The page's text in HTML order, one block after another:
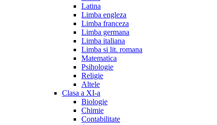
Latina
Limba engleza
Limba franceza
Limba germana
Limba italiana
Limba si lit. romana
Matematica
Psihologie
Religie
Altele
Clasa a XI-a
Biologie
Chimie
Contabilitate